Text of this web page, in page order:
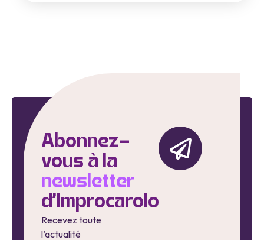
Abonnez-
vous à la
newsletter
d'Improcarolo
Recevez toute
l’actualité